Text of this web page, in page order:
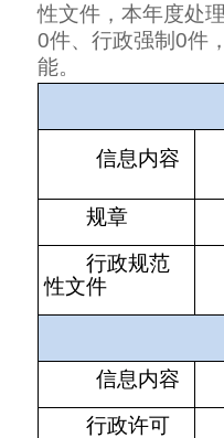
性文件，本年度处
0件、行政强制0件
能。
信息内容
规章
行政规范
性文件
信息内容
行政许可